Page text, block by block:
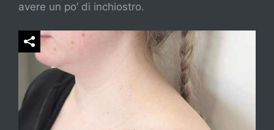
avere un po’ di inchiostro.